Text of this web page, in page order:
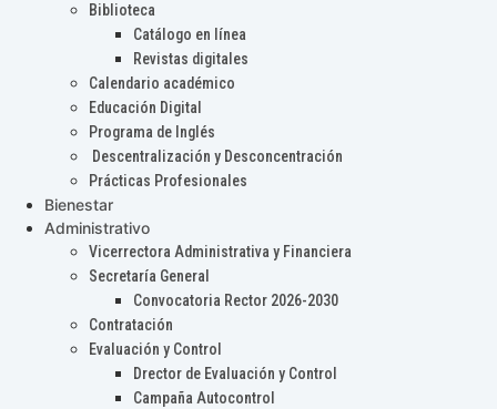
Biblioteca
Catálogo en línea
Revistas digitales
Calendario académico
Educación Digital
Programa de Inglés
Descentralización y Desconcentración
Prácticas Profesionales
Bienestar
Administrativo
Vicerrectora Administrativa y Financiera
Secretaría General
Convocatoria Rector 2026-2030
Contratación
Evaluación y Control
Drector de Evaluación y Control
Campaña Autocontrol